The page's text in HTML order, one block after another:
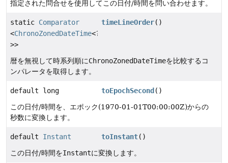
指定された問合せを使用してこの日付/時間を問い合わせます。
static Comparator
<ChronoZonedDateTime<?
>>
timeLineOrder()
暦を無視して時系列順にChronoZonedDateTimeを比較するコ
ンパレータを取得します。
default long toEpochSecond ()
この日付/時間を、エポック(1970-01-01T00:00:00Z)からの
秒数に変換します。
default Instant toInstant()
この日付/時間をInstantに変換します。